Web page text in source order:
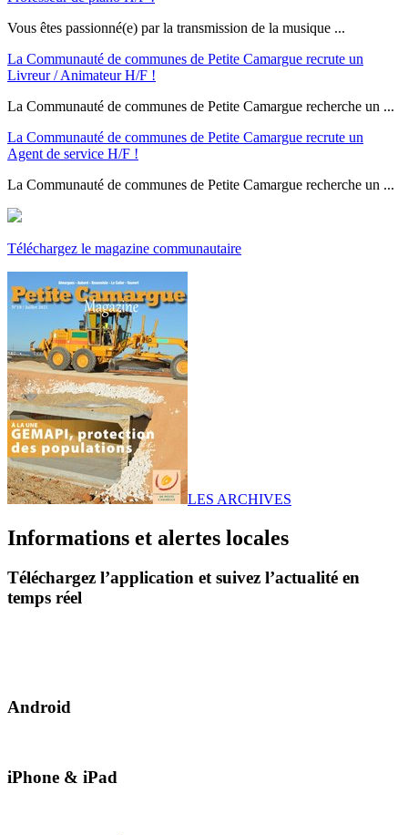
Vous êtes passionné(e) par la transmission de la musique ...
La Communauté de communes de Petite Camargue recrute un
Livreur / Animateur H/F !
La Communauté de communes de Petite Camargue recherche un ...
La Communauté de communes de Petite Camargue recrute un
Agent de service H/F !
La Communauté de communes de Petite Camargue recherche un ...
Téléchargez le magazine communautaire
LES ARCHIVES
Informations et alertes locales
Téléchargez l’application et suivez l’actualité en
temps réel
Android
iPhone & iPad